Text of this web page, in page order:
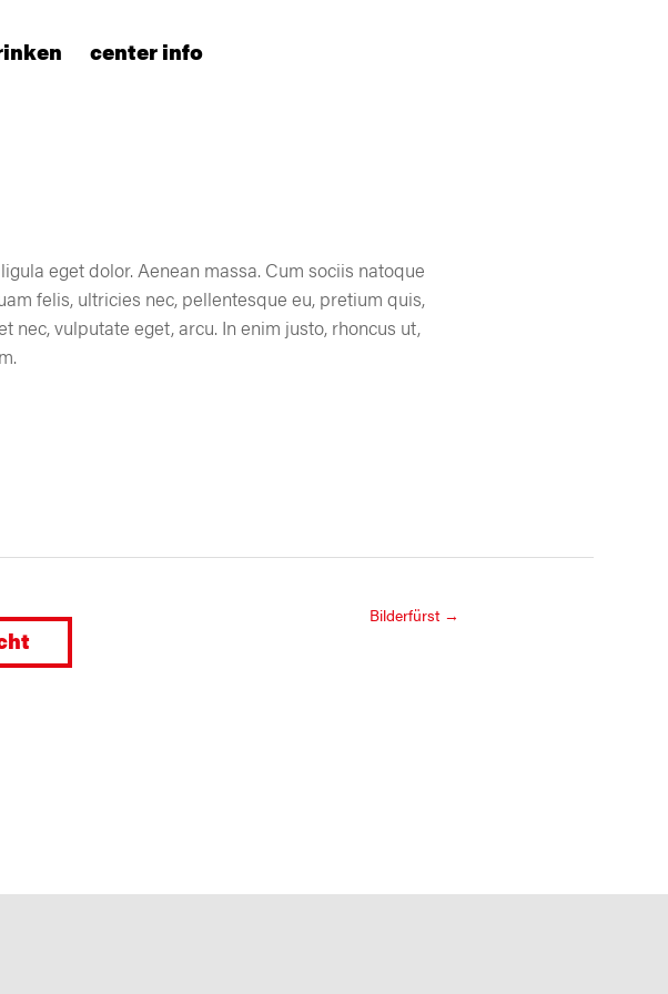
center info
eget dolor. Aenean massa. Cum sociis natoque
felis, ultricies nec, pellentesque eu, pretium quis,
vulputate eget, arcu. In enim justo, rhoncus ut,
Bilderfürst→